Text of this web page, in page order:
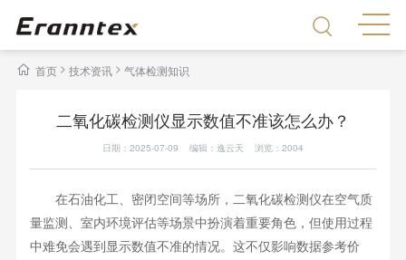
首页> 技术资讯 > 气体检测知识
二氧化碳检测仪显示数值不准该怎么办？
日期：2025-07-09 编辑：逸云天 浏览： 2004
在石油化工、密闭空间等场所，二氧化碳检测仪在空气质
量监测、室内环境评估等场景中扮演着重要角色，但使用过程
中难免会遇到显示数值不准的情况。这不仅影响数据参考价